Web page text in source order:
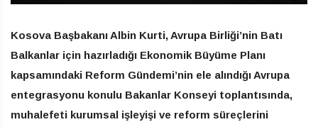
Kosova Başbakanı Albin Kurti, Avrupa Birliği’nin Batı
Balkanlar için hazırladığı Ekonomik Büyüme Planı
kapsamındaki Reform Gündemi’nin ele alındığı Avrupa
entegrasyonu konulu Bakanlar Konseyi toplantısında,
muhalefeti kurumsal işleyişi ve reform süreçlerini